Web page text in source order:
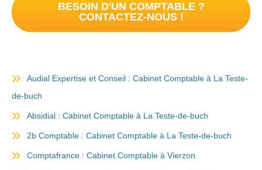
BESOIN D'UN COMPTABLE ?
CONTACTEZ-NOUS !
Audial Expertise et Conseil : Cabinet Comptable à La Teste-
de-buch
Absidial : Cabinet Comptable à La Teste-de-buch
2b Comptable : Cabinet Comptable à La Teste-de-buch
Comptafrance : Cabinet Comptable à Vierzon